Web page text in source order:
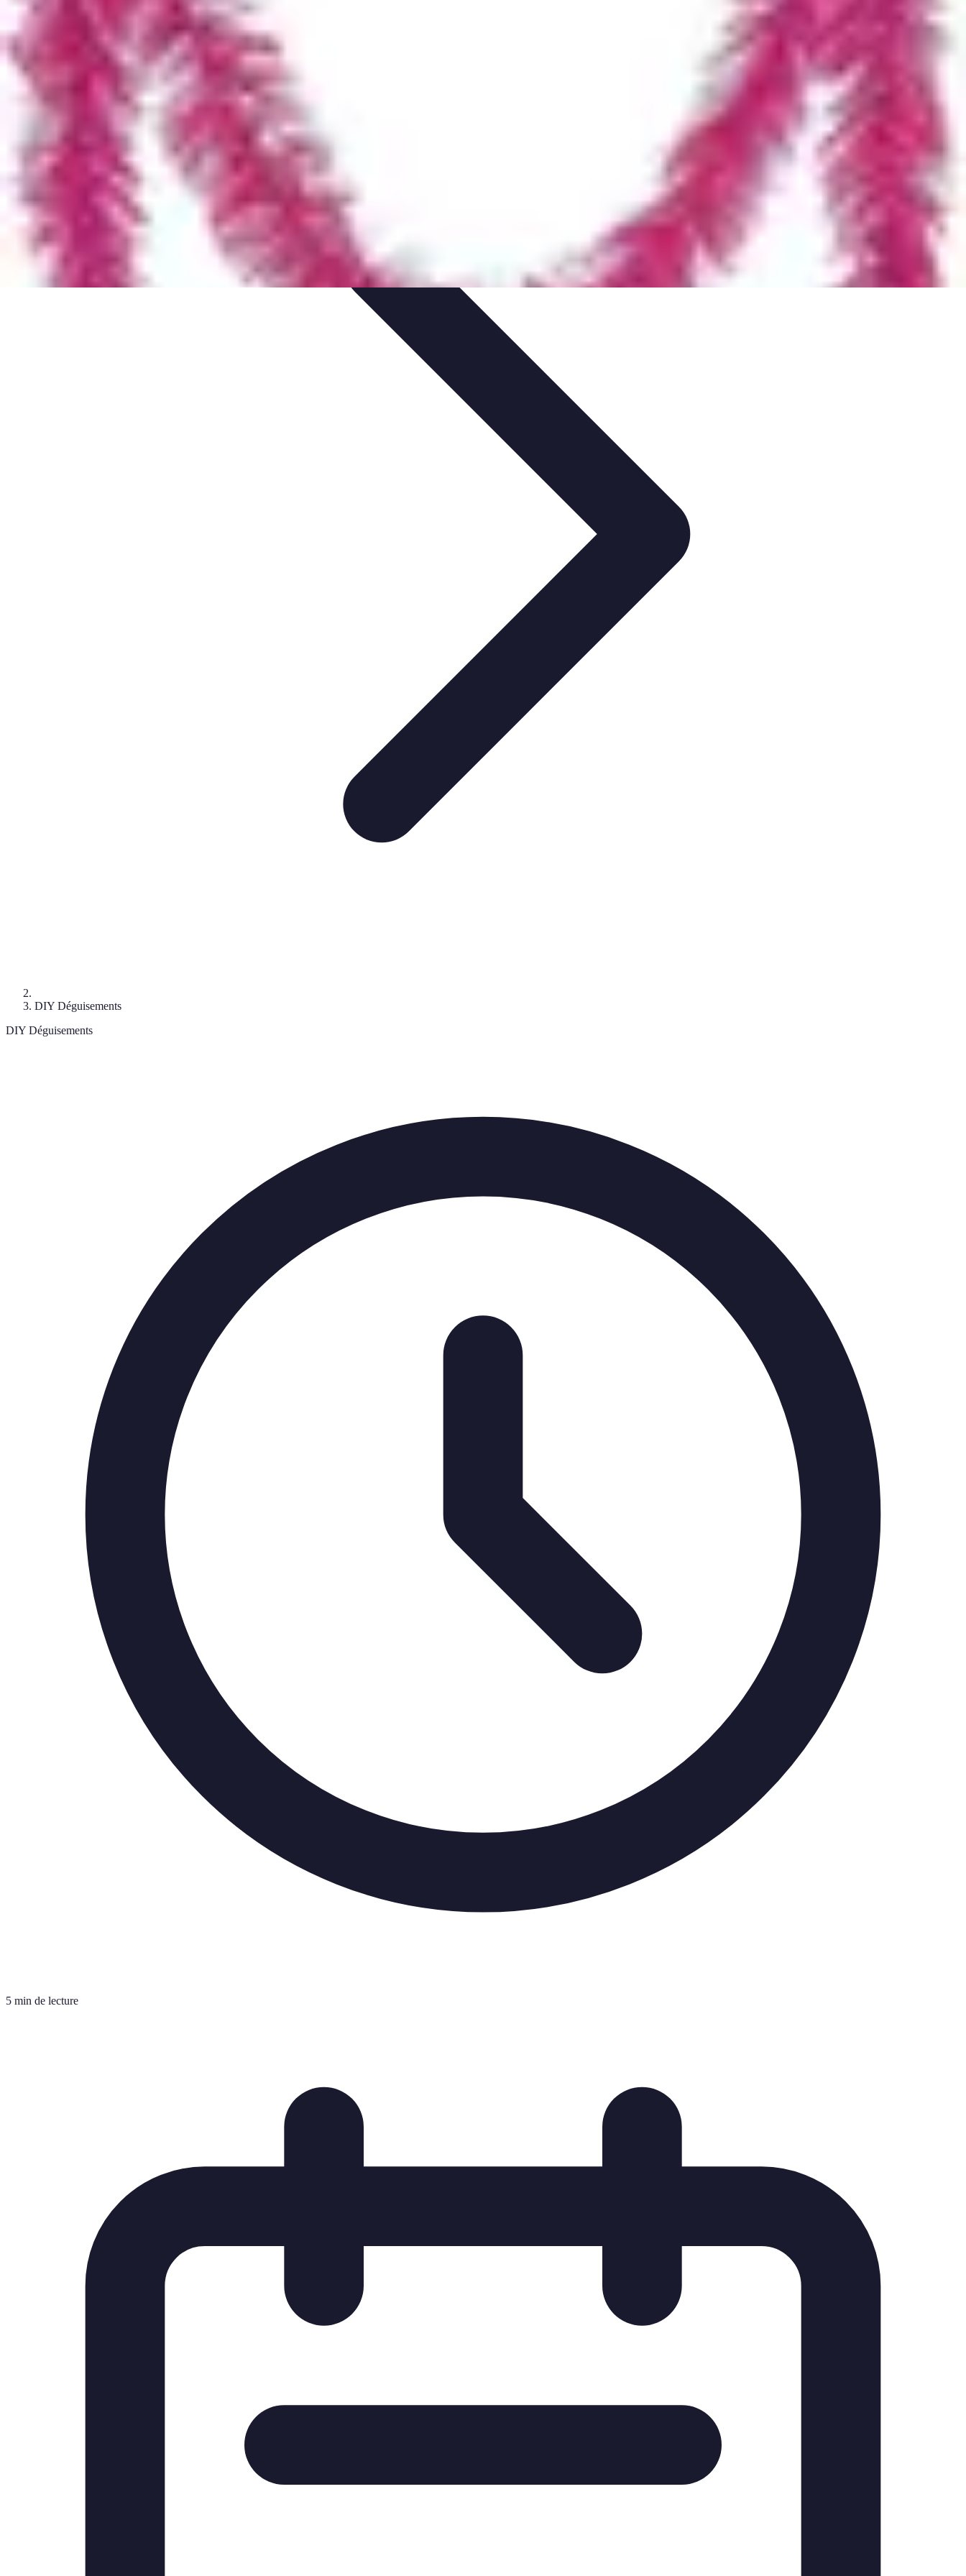
Déguisements Frayeurs
DIY et Astuces DIY et astuces
Déguisements Frayeurs
DIY Déguisements
DIY Déguisements
5 min de lecture